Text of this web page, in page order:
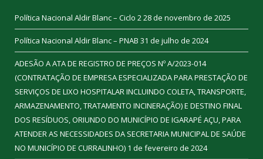
Política Nacional Aldir Blanc – Ciclo 228 de novembro de 2025
Política Nacional Aldir Blanc – PNAB 31 de julho de 2024
ADESÃO A ATA DE REGISTRO DE PREÇOS Nº A/2023-014
(CONTRATAÇÃO DE EMPRESA ESPECIALIZADA PARA PRESTAÇÃO DE
SERVIÇOS DE LIXO HOSPITALAR INCLUINDO COLETA, TRANSPORTE,
ARMAZENAMENTO, TRATAMENTO INCINERAÇÃO) E DESTINO FINAL
DOS RESÍDUOS, ORIUNDO DO MUNICÍPIO DE IGARAPÉ AÇU, PARA
ATENDER AS NECESSIDADES DA SECRETARIA MUNICIPAL DE SAÚDE
NO MUNICÍPIO DE CURRALINHO) 1 de fevereiro de 2024